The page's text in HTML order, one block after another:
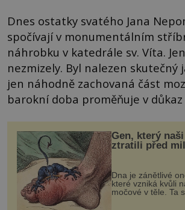
Dnes ostatky svatého Jana
spočívají v monumentálním
náhrobku v katedrále sv. Víta.
nezmizely. Byl nalezen skutečný
jen náhodně zachovaná část
barokní doba proměňuje v
Gen, který
ztratili před
mohl pomoci s
„nemoci králů“
Dna je zánětlivé
které vzniká kvůli
močové v těle. Ta